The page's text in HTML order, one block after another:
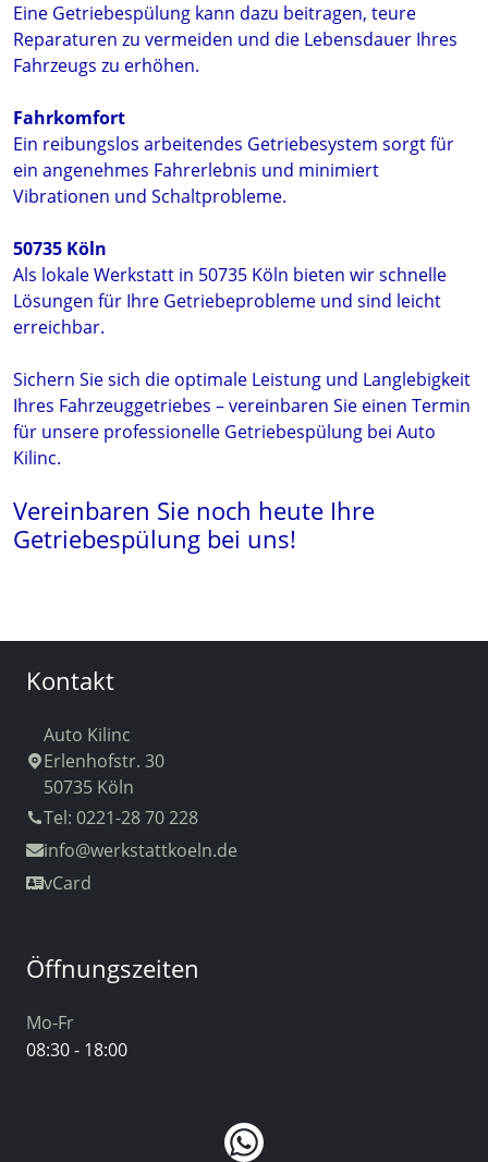
Eine Getriebespülung kann dazu beitragen, teure
Reparaturen zu vermeiden und die Lebensdauer Ihres
Fahrzeugs zu erhöhen.
Fahrkomfort
Ein reibungslos arbeitendes Getriebesystem sorgt für
ein angenehmes Fahrerlebnis und minimiert
Vibrationen und Schaltprobleme.
50735 Köln
Als lokale Werkstatt in 50735 Köln bieten wir schnelle
Lösungen für Ihre Getriebeprobleme und sind leicht
erreichbar.
Sichern Sie sich die optimale Leistung und Langlebigkeit
Ihres Fahrzeuggetriebes – vereinbaren Sie einen Termin
für unsere professionelle Getriebespülung bei Auto
Kilinc.
Vereinbaren Sie noch heute Ihre
Getriebespülung bei uns!
Kontakt
Auto Kilinc
Erlenhofstr. 30
50735 Köln
Tel: 0221-28 70 228
info@werkstattkoeln.de
vCard
Öffnungszeiten
Mo-Fr
08:30 - 18:00